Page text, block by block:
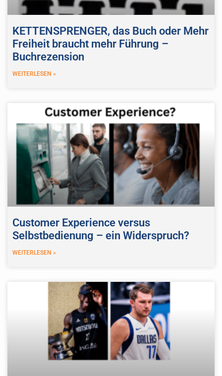
KETTENSPRENGER, das Buch oder Mehr
Freiheit braucht mehr Führung –
Buchrezension
WEITERLESEN »
Customer Experience versus
Selbstbedienung – ein Widerspruch?
WEITERLESEN »